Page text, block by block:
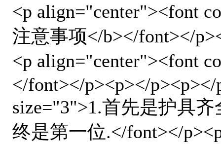
<p align="center"><font
注意事项</b></font></
<p align="center"><font
</font></p><p></
size="3">1.首先是护具
终是第一位.</font></